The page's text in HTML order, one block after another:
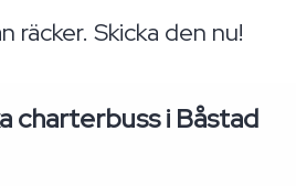
Skicka den nu!
charterbuss i Båstad